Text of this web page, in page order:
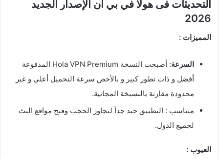
التحديثات فى هولا في بي ان الإصدار الجديد
2026
المميزات :
السرعة
: أصبحت النسخة Hola VPN Premium المدفوعة
أفضل و ذات تطور كبير و بالأخص سرعة التحميل أعلي و غير
محدودة مقارنة بالنسبخة المجانية.
متناسب : التطبيق جيد جداً لتجاوز الحجب وفتح مواقع البث
لجميع الدول.
العيوب :